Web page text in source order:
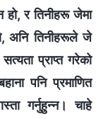
हो, र तिनीहरू जेमा
अनि तिनीहरूले जे
प्राप्त गरेको
पनि प्रमाणित
गर्नुहुन्‍न। चाहे